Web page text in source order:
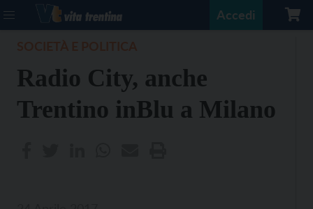
Accedi
Radio City, anche
Trentino inBlu a Milano